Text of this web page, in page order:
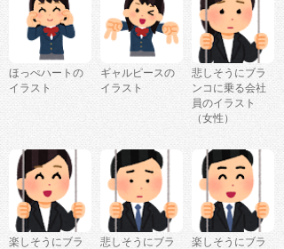
ほっぺハートの
イラスト
ギャルピースの
イラスト
悲しそうにブラ
ンコに乗る会社
員のイラスト
（女性）
楽しそうにブラ
悲しそうにブラ
楽しそうにブラ